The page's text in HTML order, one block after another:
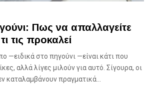
Πως να απαλλαγείτε
τις προκαλεί
—ειδικά στο πηγούνι —είναι κάτι που
αλλά λίγες μιλούν για αυτό. Σίγουρα, οι
καταλαμβάνουν πραγματικά...